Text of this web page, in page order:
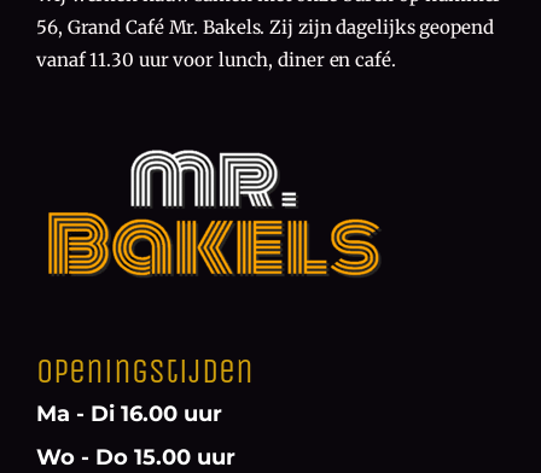
56, Grand Café Mr. Bakels. Zij zijn dagelijks geopend
vanaf 11.30 uur voor lunch, diner en café.
Openingstijden
Ma - Di 16.00 uur
Wo - Do 15.00 uur